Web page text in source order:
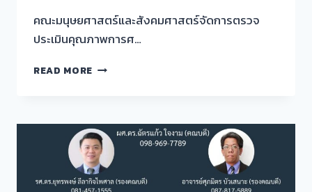
คณะมนุษยศาสตร์และสังคมศาสตร์จัดการตรวจ
ประเมินคุณภาพการศ…
READ MORE คณะ
จัดการ
ตรวจ
ประเมิน
คุณภาพ
การ